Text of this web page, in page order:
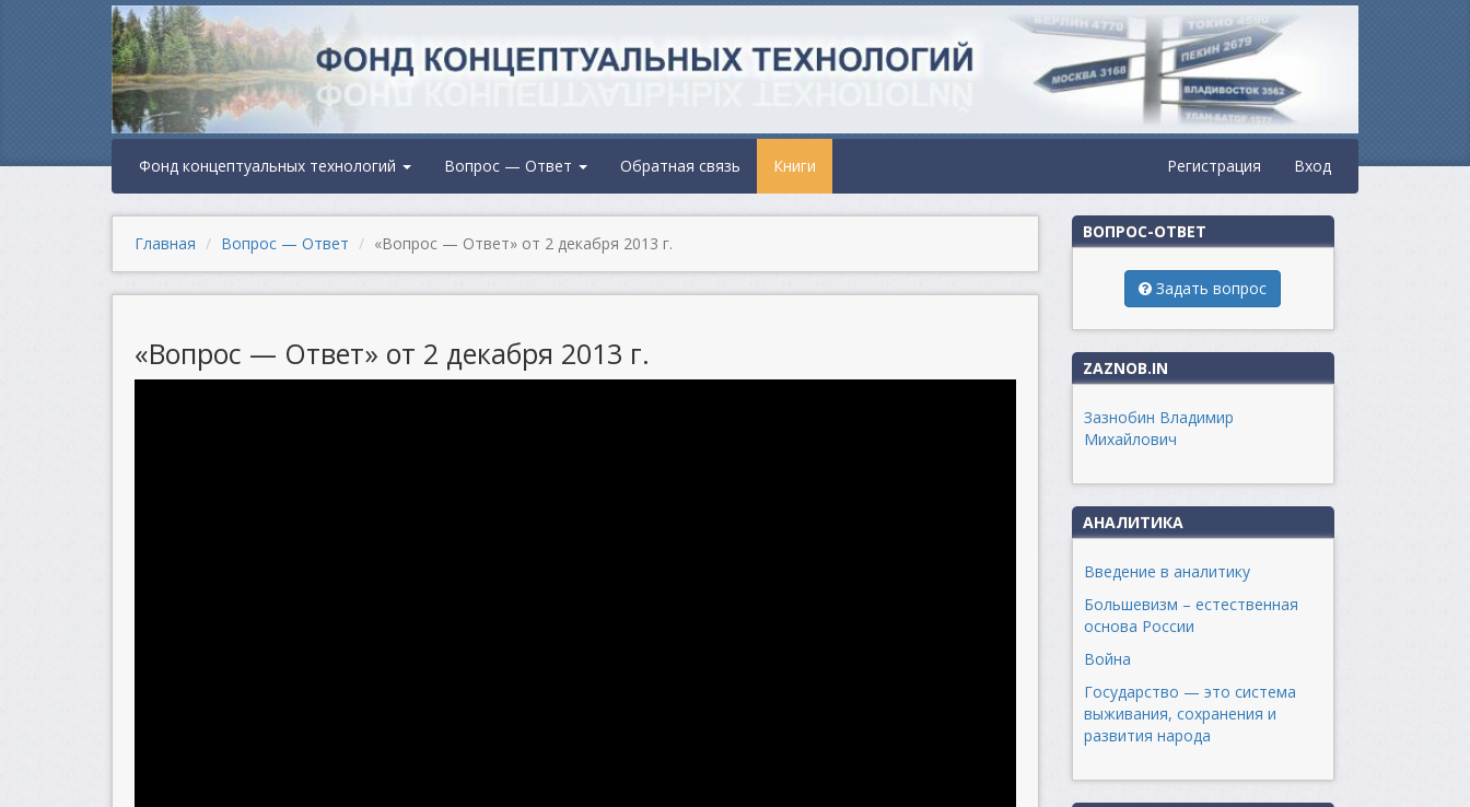
Фонд концептуальных технологий Вопрос — Ответ Обратная связь Книги Регистрация Вход
Главная Вопрос — Ответ «Вопрос — Ответ» от 2 декабря 2013 г.
«Вопрос — Ответ» от 2 декабря 2013 г.
ВОПРОС-ОТВЕТ
Задать вопрос
ZAZNOB.IN
Зазнобин Владимир
Михайлович
АНАЛИТИКА
Введение в аналитику
Большевизм – естественная
основа России
Война
Государство — это система
выживания, сохранения и
развития народа